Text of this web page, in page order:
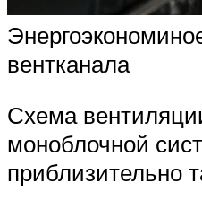
вентканала
Схема
моноблочной
приблизительно